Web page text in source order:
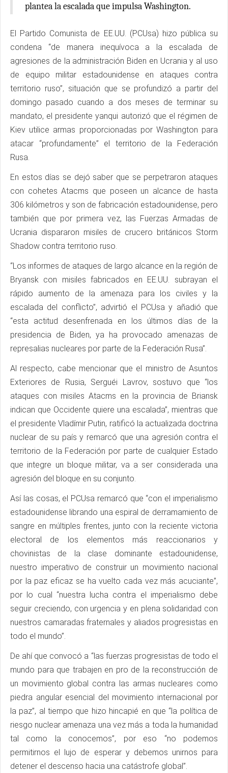
plantea la escalada que impulsa Washington.
El Partido Comunista de EE.UU. (PCUsa) hizo pública su
condena “de manera inequívoca a la escalada de
agresiones de la administración Biden en Ucrania y al uso
de equipo militar estadounidense en ataques contra
territorio ruso”, situación que se profundizó a partir del
domingo pasado cuando a dos meses de terminar su
mandato, el presidente yanqui autorizó que el régimen de
Kiev utilice armas proporcionadas por Washington para
atacar “profundamente” el territorio de la Federación
Rusa.
En estos días se dejó saber que se perpetraron ataques
con cohetes Atacms que poseen un alcance de hasta
306 kilómetros y son de fabricación estadounidense, pero
también que por primera vez, las Fuerzas Armadas de
Ucrania dispararon misiles de crucero británicos Storm
Shadow contra territorio ruso.
“Los informes de ataques de largo alcance en la región de
Bryansk con misiles fabricados en EE.UU. subrayan el
rápido aumento de la amenaza para los civiles y la
escalada del conflicto”, advirtió el PCUsa y añadió que
“esta actitud desenfrenada en los últimos días de la
presidencia de Biden, ya ha provocado amenazas de
represalias nucleares por parte de la Federación Rusa”.
Al respecto, cabe mencionar que el ministro de Asuntos
Exteriores de Rusia, Serguéi Lavrov, sostuvo que “los
ataques con misiles Atacms en la provincia de Briansk
indican que Occidente quiere una escalada”, mientras que
el presidente Vladímir Putin, ratificó la actualizada doctrina
nuclear de su país y remarcó que una agresión contra el
territorio de la Federación por parte de cualquier Estado
que integre un bloque militar, va a ser considerada una
agresión del bloque en su conjunto.
Así las cosas, el PCUsa remarcó que “con el imperialismo
estadounidense librando una espiral de derramamiento de
sangre en múltiples frentes, junto con la reciente victoria
electoral de los elementos más reaccionarios y
chovinistas de la clase dominante estadounidense,
nuestro imperativo de construir un movimiento nacional
por la paz eficaz se ha vuelto cada vez más acuciante”,
por lo cual “nuestra lucha contra el imperialismo debe
seguir creciendo, con urgencia y en plena solidaridad con
nuestros camaradas fraternales y aliados progresistas en
todo el mundo”.
De ahí que convocó a “las fuerzas progresistas de todo el
mundo para que trabajen en pro de la reconstrucción de
un movimiento global contra las armas nucleares como
piedra angular esencial del movimiento internacional por
la paz”, al tiempo que hizo hincapié en que “la política de
riesgo nuclear amenaza una vez más a toda la humanidad
tal como la conocemos”, por eso “no podemos
permitirnos el lujo de esperar y debemos unirnos para
detener el descenso hacia una catástrofe global”.